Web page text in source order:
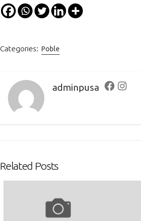
Categories: Poble
adminpusa Facebook
Related Posts